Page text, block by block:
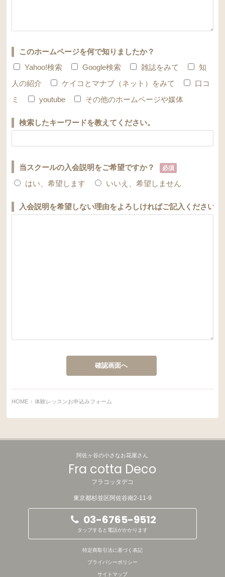
このホームページを何で知りましたか？
Yahoo!検索
Google検索 雑誌をみて
知
人の紹介
ケイコとマナブ（ネット）をみて
口コ
ミ
youtube その他のホームページや媒体
検索したキーワードを教えてください。
当スクールの入会説明をご希望ですか？ 必須
はい、希望します いいえ、希望しません
入会説明を希望しない理由をよろしければご記入ください
HOME 体験レッスンお申込みフォーム
阿佐ヶ谷の小さなお花屋さん
Fra cotta Deco
フラコッタデコ
東京都杉並区阿佐谷南2-11-9
03-6765-9512
タップすると電話がかかります
特定商取引法に基づく表記
プライバシーポリシー
サイトマップ